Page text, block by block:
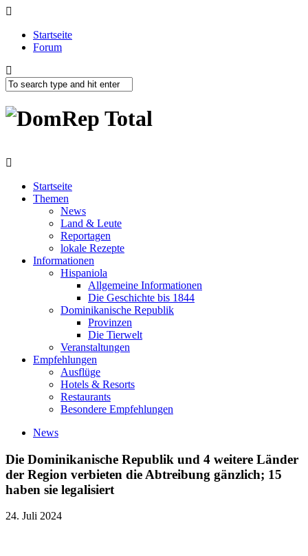
Startseite
Forum
Startseite
Themen
News
Land & Leute
Reportagen
lokale Rezepte
Informationen
Hispaniola
Allgemeine Informationen
Die Geschichte bis 1844
Dominikanische Republik
Provinzen
Die Tierwelt
Veranstaltungen
Empfehlungen
Ausflüge
Hotels & Resorts
Restaurants
Besondere Empfehlungen
News
Die Dominikanische Republik und 4 weitere Länder
der Region verbieten die Abtreibung gänzlich; 15
haben sie legalisiert
24. Juli 2024